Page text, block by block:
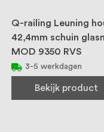
Q-railing Leuning
42,4mm schuin
MOD 9350 RVS
3-5 werkdagen
Bekijk product